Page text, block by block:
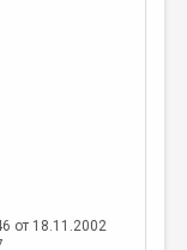
от 18.11.2002